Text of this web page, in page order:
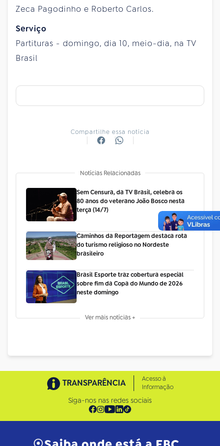
Zeca Pagodinho e Roberto Carlos.
Serviço
Partituras - domingo, dia 10, meio-dia, na TV
Brasil
Compartilhe essa notícia
Notícias Relacionadas
Sem Censura, da TV Brasil, celebra os
80 anos do veterano João Bosco nesta
terça (14/7)
Caminhos da Reportagem destaca rota
do turismo religioso no Nordeste
brasileiro
Brasil Esporte traz cobertura especial
sobre fim da Copa do Mundo de 2026
neste domingo
Ver mais notícias +
TRANSPARÊNCIA
Acesso à
Informação
Siga-nos nas redes sociais